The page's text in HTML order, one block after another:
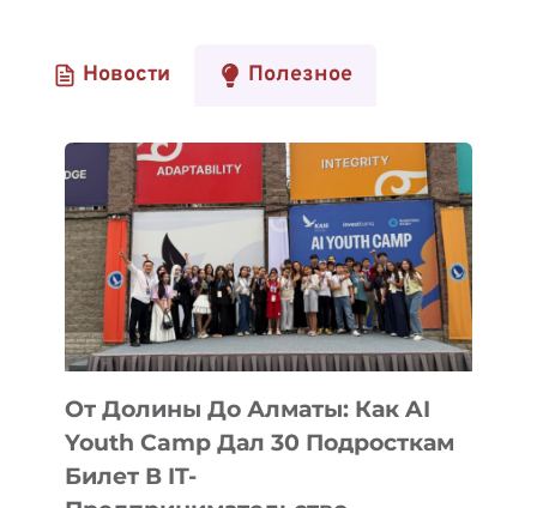
Новости Полезное
От Долины До Алматы: Как AI
Youth Camp Дал 30 Подросткам
Билет В IT-